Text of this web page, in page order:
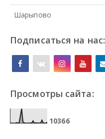
Шарыпово
Подписаться на нас:
Просмотры сайта:
10366